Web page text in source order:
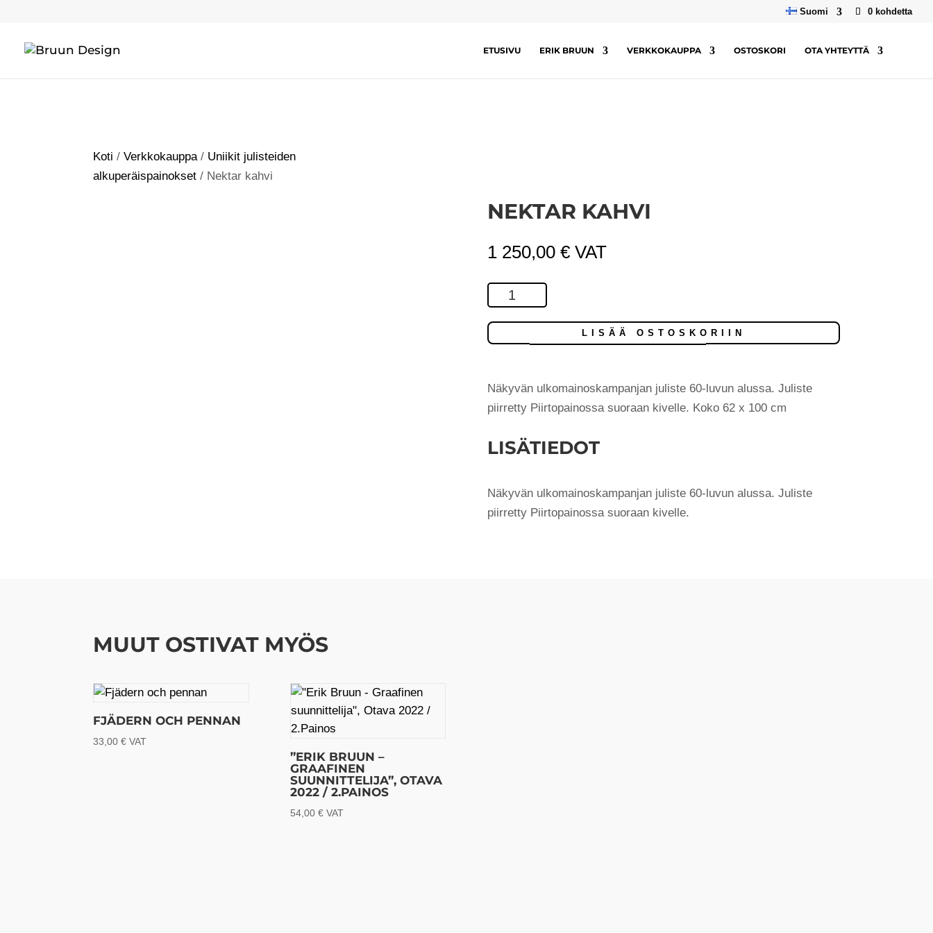
Suomi 0 kohdetta
ETUSIVU ERIK BRUUN VERKKOKAUPPA OSTOSKORI OTA YHTEYTTÄ
Koti /Verkkokauppa / Uniikit julisteiden
alkuperäispainokset / Nektar kahvi
NEKTAR KAHVI
1 250,00 € VAT
Nektar
kahvi
määrä
LISÄÄ OSTOSKORIIN
Näkyvän ulkomainoskampanjan juliste 60-luvun alussa. Juliste
piirretty Piirtopainossa suoraan kivelle. Koko 62 x 100 cm
LISÄTIEDOT
Näkyvän ulkomainoskampanjan juliste 60-luvun alussa. Juliste
piirretty Piirtopainossa suoraan kivelle.
MUUT OSTIVAT MYÖS
FJÄDERN OCH PENNAN
33,00€ VAT
”ERIK BRUUN –
GRAAFINEN
SUUNNITTELIJA”, OTAVA
2022 / 2.PAINOS
54,00 € VAT